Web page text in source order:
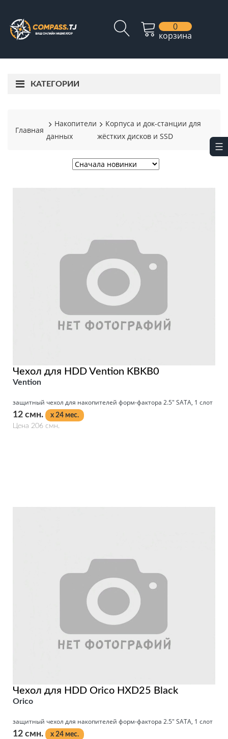
0
корзина
КАТЕГОРИИ
Главная
Накопители
данных
Корпуса и док-станции для
жёстких дисков и SSD
Чехол для HDD Vention KBKB0
Vention
защитный чехол для накопителей форм-фактора 2.5" SATA, 1 слот
12 смн.
x 24 мес.
Цена 206 смн.
Чехол для HDD Orico HXD25 Black
Orico
защитный чехол для накопителей форм-фактора 2.5" SATA, 1 слот
12 смн.
x 24 мес.